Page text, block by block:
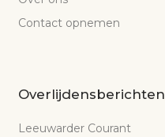
Contact opnemen
Overlijdensberichten
Leeuwarder Courant